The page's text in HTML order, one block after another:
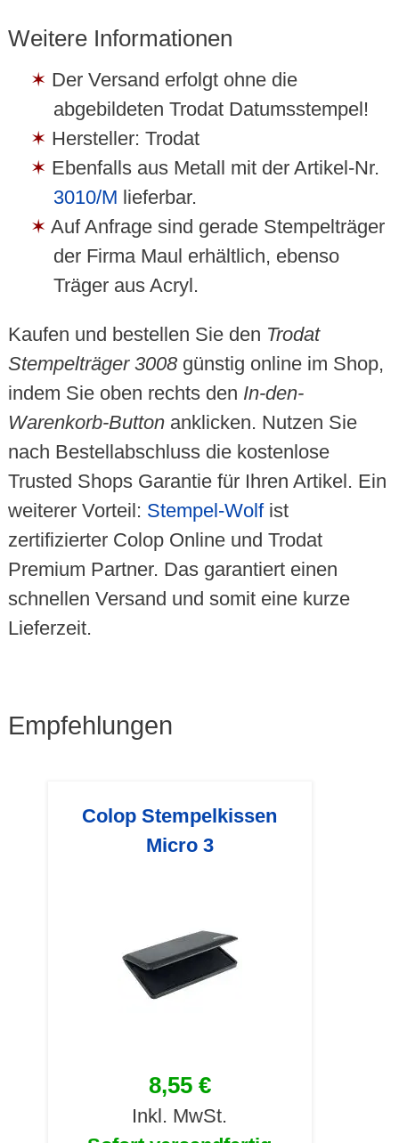
Weitere Informationen
Der Versand erfolgt ohne die
abgebildeten Trodat Datumsstempel!
Hersteller: Trodat
Ebenfalls aus Metall mit der Artikel-Nr.
3010/M lieferbar.
Auf Anfrage sind gerade Stempelträger
der Firma Maul erhältlich, ebenso
Träger aus Acryl.
Kaufen und bestellen Sie den Trodat
Stempelträger 3008günstig online im Shop,
indem Sie oben rechts den In-den-
Warenkorb-Buttonanklicken. Nutzen Sie
nach Bestellabschluss die kostenlose
Trusted Shops Garantie für Ihren Artikel. Ein
weiterer Vorteil: Stempel-Wolfist
zertifizierter Colop Online und Trodat
Premium Partner. Das garantiert einen
schnellen Versand und somit eine kurze
Lieferzeit.
Empfehlungen
Colop Stempelkissen
Micro 3
8,55 €
Inkl. MwSt.